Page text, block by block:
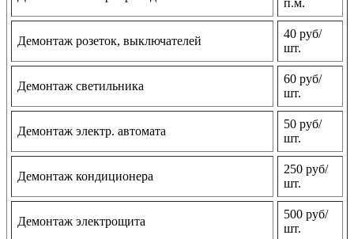
п.м.
Демонтаж розеток, выключателей
40 руб/
шт.
Демонтаж светильника
60 руб/
шт.
Демонтаж электр. автомата
50 руб/
шт.
Демонтаж кондиционера
250 руб/
шт.
Демонтаж электрощита
500 руб/
шт.